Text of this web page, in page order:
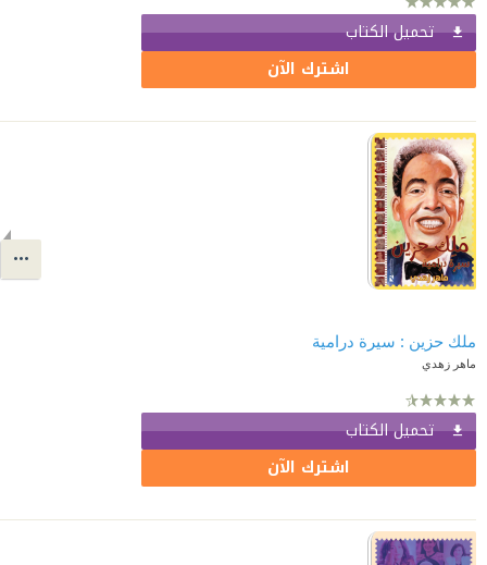
تحميل الكتاب
اشترك الآن
ملك حزين : سيرة درامية
ماهر زهدي
تحميل الكتاب
اشترك الآن